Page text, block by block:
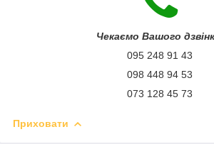
Чекаємо Вашого
095 248 91 43
098 448 94 53
073 128 45 73
Приховати